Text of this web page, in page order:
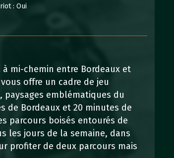
: Oui
à mi-chemin entre Bordeaux et
offre un cadre de jeu
emblématiques du
de Bordeaux et 20 minutes de
parcours boisés entourés de
les jours de la semaine, dans
profiter de deux parcours mais